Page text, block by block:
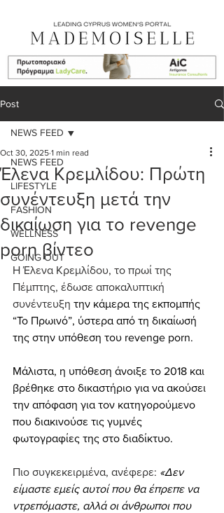
Post
NEWS FEED
LIFESTYLE
FASHION
WELLNESS
GOING OUT
NEWS FEED
Έλενα Κρεμλίδου: Πρώτη
συνέντευξη μετά την
δικαίωση για το revenge
porn βίντεο
Oct 30, 2025 1 min read
Η Έλενα Κρεμλίδου, το πρωί της
Πέμπτης, έδωσε αποκαλυπτική
συνέντευξη την κάμερα της εκπομπής
“Το Πρωινό”, ύστερα από τη δικαίωσή
της στην υπόθεση του revenge porn.
Μάλιστα, η υπόθεση άνοιξε το 2018 και
βρέθηκε στο δικαστήριο για να ακούσει
την απόφαση για τον κατηγορούμενο
που διακινούσε τις γυμνές
φωτογραφίες της στο διαδίκτυο.
Πιο συγκεκειρμένα, ανέφερε: «Δεν
είμαστε εμείς αυτοί που θα έπρεπε να
ντρεπόμαστε, αλλά οι άνθρωποι που